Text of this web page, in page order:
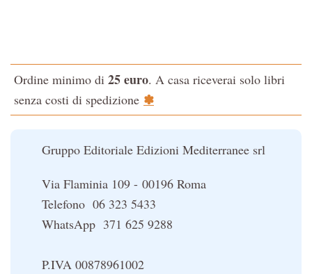
La Cabala
Il potere del serpente
Ordine minimo di 25 euro. A casa riceverai solo libri
senza costi di spedizione ✽
Gruppo Editoriale Edizioni Mediterranee srl
Via Flaminia 109 - 00196 Roma
Telefono 06 323 5433
WhatsApp 371 625 9288
P.IVA 00878961002